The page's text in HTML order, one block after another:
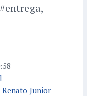
Renato Junior